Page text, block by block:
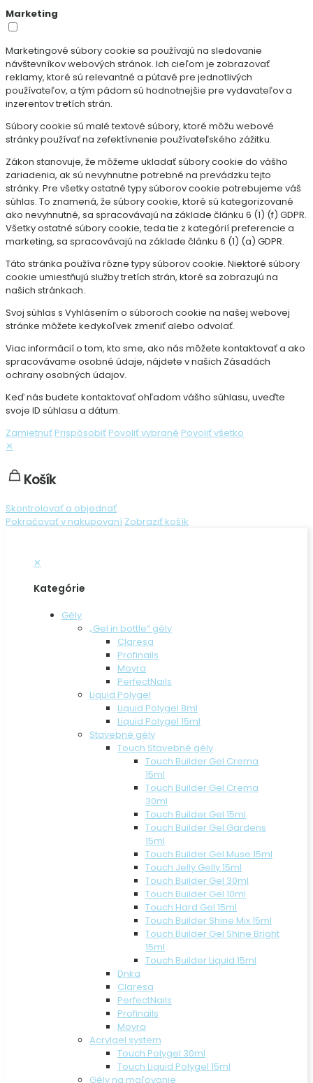
Marketing
Marketingové súbory cookie sa používajú na sledovanie
návštevníkov webových stránok. Ich cieľom je zobrazovať
reklamy, ktoré sú relevantné a pútavé pre jednotlivých
používateľov, a tým pádom sú hodnotnejšie pre vydavateľov a
inzerentov tretích strán.
Súbory cookie sú malé textové súbory, ktoré môžu webové
stránky používať na zefektívnenie používateľského zážitku.
Zákon stanovuje, že môžeme ukladať súbory cookie do vášho
zariadenia, ak sú nevyhnutne potrebné na prevádzku tejto
stránky. Pre všetky ostatné typy súborov cookie potrebujeme váš
súhlas. To znamená, že súbory cookie, ktoré sú kategorizované
ako nevyhnutné, sa spracovávajú na základe článku 6 (1) (f) GDPR.
Všetky ostatné súbory cookie, teda tie z kategórií preferencie a
marketing, sa spracovávajú na základe článku 6 (1) (a) GDPR.
Táto stránka používa rôzne typy súborov cookie. Niektoré súbory
cookie umiestňujú služby tretích strán, ktoré sa zobrazujú na
našich stránkach.
Svoj súhlas s Vyhlásením o súboroch cookie na našej webovej
stránke môžete kedykoľvek zmeniť alebo odvolať.
Viac informácií o tom, kto sme, ako nás môžete kontaktovať a ako
spracovávame osobné údaje, nájdete v našich Zásadách
ochrany osobných údajov.
Keď nás budete kontaktovať ohľadom vášho súhlasu, uveďte
svoje ID súhlasu a dátum.
Zamietnuť Prispôsobiť Povoliť vybrané Povoliť všetko
✕
Košík
Skontrolovať a objednať
Pokračovať v nakupovaní Zobraziť košík
✕
Kategórie
Gély
„Gel in bottle“ gély
Claresa
Profinails
Moyra
PerfectNails
Liquid Polygel
Liquid Polygel 8ml
Liquid Polygel 15ml
Stavebné gély
Touch Stavebné gély
Touch Builder Gel Crema
15ml
Touch Builder Gel Crema
30ml
Touch Builder Gel 15ml
Touch Builder Gel Gardens
15ml
Touch Builder Gel Muse 15ml
Touch Jelly Gelly 15ml
Touch Builder Gel 30ml
Touch Builder Gel 10ml
Touch Hard Gel 15ml
Touch Builder Shine Mix 15ml
Touch Builder Gel Shine Bright
15ml
Touch Builder Liquid 15ml
Dnka
Claresa
PerfectNails
Profinails
Moyra
Acrylgel system
Touch Polygel 30ml
Touch Liquid Polygel 15ml
Gély na maľovanie